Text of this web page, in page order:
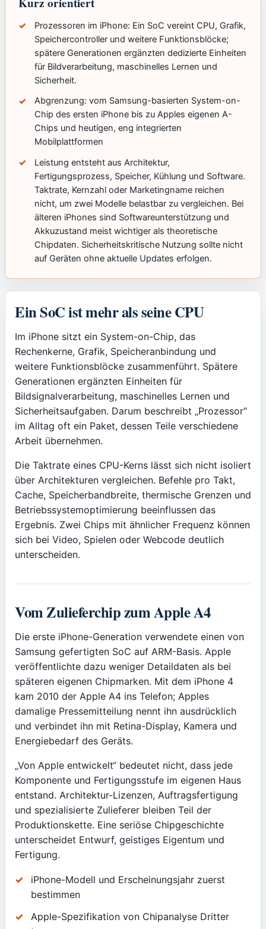
Prozessoren im iPhone: Ein SoC vereint CPU, Grafik,
Speichercontroller und weitere Funktionsblöcke;
spätere Generationen ergänzten dedizierte Einheiten
für Bildverarbeitung, maschinelles Lernen und
Sicherheit.
Abgrenzung: vom Samsung-basierten System-on-
Chip des ersten iPhone bis zu Apples eigenen A-
Chips und heutigen, eng integrierten
Mobilplattformen
Leistung entsteht aus Architektur,
Fertigungsprozess, Speicher, Kühlung und Software.
Taktrate, Kernzahl oder Marketingname reichen
nicht, um zwei Modelle belastbar zu vergleichen. Bei
älteren iPhones sind Softwareunterstützung und
Akkuzustand meist wichtiger als theoretische
Chipdaten. Sicherheitskritische Nutzung sollte nicht
auf Geräten ohne aktuelle Updates erfolgen.
Ein SoC ist mehr als seine CPU
Im iPhone sitzt ein System-on-Chip, das
Rechenkerne, Grafik, Speicheranbindung und
weitere Funktionsblöcke zusammenführt. Spätere
Generationen ergänzten Einheiten für
Bildsignalverarbeitung, maschinelles Lernen und
Sicherheitsaufgaben. Darum beschreibt „Prozessor“
im Alltag oft ein Paket, dessen Teile verschiedene
Arbeit übernehmen.
Die Taktrate eines CPU-Kerns lässt sich nicht isoliert
über Architekturen vergleichen. Befehle pro Takt,
Cache, Speicherbandbreite, thermische Grenzen und
Betriebssystemoptimierung beeinflussen das
Ergebnis. Zwei Chips mit ähnlicher Frequenz können
sich bei Video, Spielen oder Webcode deutlich
unterscheiden.
Vom Zulieferchip zum Apple A4
Die erste iPhone-Generation verwendete einen von
Samsung gefertigten SoC auf ARM-Basis. Apple
veröffentlichte dazu weniger Detaildaten als bei
späteren eigenen Chipmarken. Mit dem iPhone 4
kam 2010 der Apple A4 ins Telefon; Apples
damalige Pressemitteilung nennt ihn ausdrücklich
und verbindet ihn mit Retina-Display, Kamera und
Energiebedarf des Geräts.
„Von Apple entwickelt“ bedeutet nicht, dass jede
Komponente und Fertigungsstufe im eigenen Haus
entstand. Architektur-Lizenzen, Auftragsfertigung
und spezialisierte Zulieferer bleiben Teil der
Produktionskette. Eine seriöse Chipgeschichte
unterscheidet Entwurf, geistiges Eigentum und
Fertigung.
iPhone-Modell und Erscheinungsjahr zuerst
bestimmen
Apple-Spezifikation von Chipanalyse Dritter